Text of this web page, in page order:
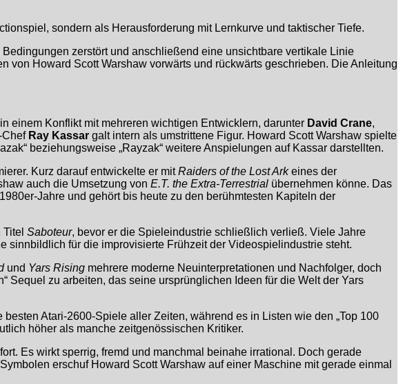
sondern als Herausforderung mit Lernkurve und taktischer Tiefe.
zerstört und anschließend eine unsichtbare vertikale Linie
Howard Scott Warshaw vorwärts und rückwärts geschrieben. Die Anleitung
einem Konflikt mit mehreren wichtigen Entwicklern, darunter David Crane,
Chef Ray Kassar galt intern als umstrittene Figur. Howard Scott Warshaw spielte
beziehungsweise „Rayzak“ weitere Anspielungen auf Kassar darstellten.
Kurz darauf entwickelte er mitRaiders of the Lost Arkeines der
auch die Umsetzung von E.T. the Extra-Terrestrial übernehmen könne. Das
Jahre und gehört bis heute zu den berühmtesten Kapiteln der
Saboteur, bevor er die Spieleindustrie schließlich verließ. Viele Jahre
für die improvisierte Frühzeit der Videospielindustrie steht.
und Yars Rising mehrere moderne Neuinterpretationen und Nachfolger, doch
Sequel zu arbeiten, das seine ursprünglichen Ideen für die Welt der Yars
Atari-2600-Spiele aller Zeiten, während es in Listen wie den „Top 100
höher als manche zeitgenössischen Kritiker.
Es wirkt sperrig, fremd und manchmal beinahe irrational. Doch gerade
erschuf Howard Scott Warshaw auf einer Maschine mit gerade einmal